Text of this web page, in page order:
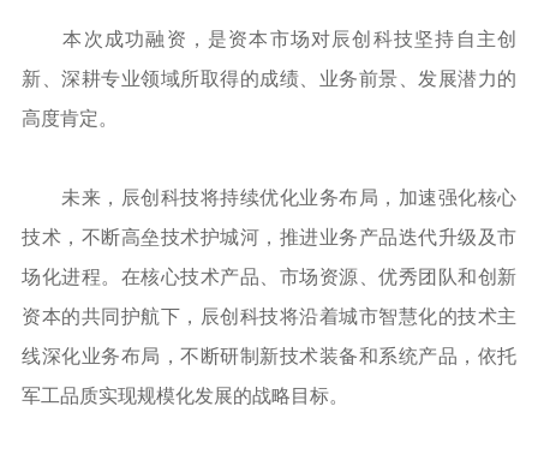
本次成功融资，是资本市场对辰创科技坚持自主创
新、深耕专业领域所取得的成绩、业务前景、发展潜力的
高度肯定。
未来，辰创科技将持续优化业务布局，加速强化核心
技术，不断高垒技术护城河，推进业务产品迭代升级及市
场化进程。在核心技术产品、市场资源、优秀团队和创新
资本的共同护航下，辰创科技将沿着城市智慧化的技术主
线深化业务布局，不断研制新技术装备和系统产品，依托
军工品质实现规模化发展的战略目标。